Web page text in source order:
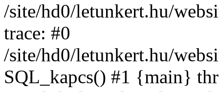
/site/hd0/letunkert.hu/
trace: #0
/site/hd0/letunkert.hu/
SQL_kapcs() #1 {main}